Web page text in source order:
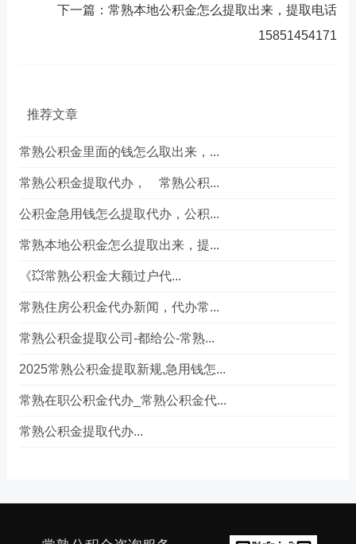
下一篇：常熟本地公积金怎么提取出来，提取电话
15851454171
推荐文章
常熟公积金里面的钱怎么取出来，...
常熟公积金提取代办， 常熟公积...
公积金急用钱怎么提取代办，公积...
常熟本地公积金怎么提取出来，提...
《💥常熟公积金大额过户代...
常熟住房公积金代办新闻，代办常...
常熟公积金提取公司-都给公-常熟...
2025常熟公积金提取新规,急用钱怎...
常熟在职公积金代办_常熟公积金代...
常熟公积金提取代办...